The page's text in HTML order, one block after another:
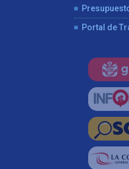
Portal de